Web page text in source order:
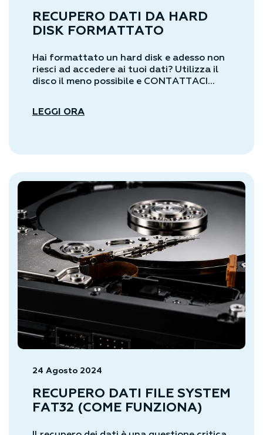
RECUPERO DATI DA HARD
DISK FORMATTATO
Hai formattato un hard disk e adesso non
riesci ad accedere ai tuoi dati? Utilizza il
disco il meno possibile e CONTATTACI...
LEGGI ORA
24 Agosto 2024
RECUPERO DATI FILE SYSTEM
FAT32 (COME FUNZIONA)